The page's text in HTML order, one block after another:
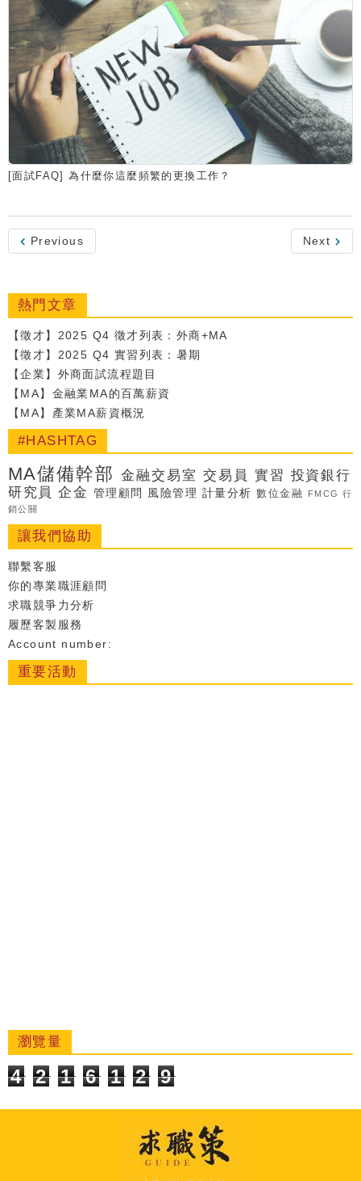
[面試FAQ] 為什麼你這麼頻繁的更換工作？
Previous Next
熱門文章
【徵才】2025 Q4 徵才列表：外商+MA
【徵才】2025 Q4 實習列表：暑期
【企業】外商面試流程題目
【MA】金融業MA的百萬薪資
【MA】產業MA薪資概況
#HASHTAG
MA儲備幹部 金融交易室 交易員 實習 投資銀行
研究員 企金 管理顧問 風險管理 計量分析 數位金融 FMCG 行
銷公關
讓我們協助
聯繫客服
你的專業職涯顧問
求職競爭力分析
履歷客製服務
Account number:
重要活動
瀏覽量
4 2 1 6 1 2 9